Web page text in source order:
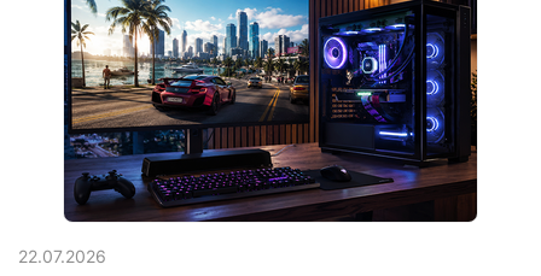
22.07.2026